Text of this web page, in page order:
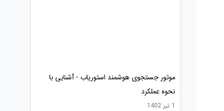
موتور جستجوی هوشمند استوریاب - آشنایی با
نحوه عملکرد
1 تیر 1402